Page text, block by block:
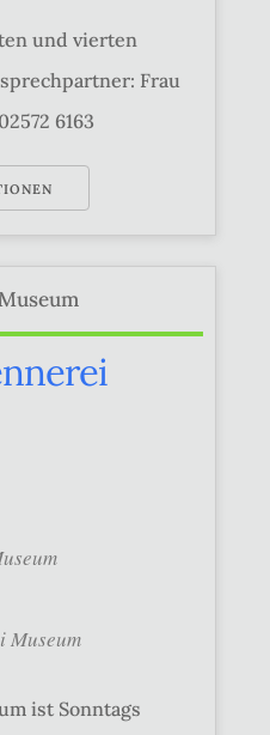
und vierten
Frau
6163
Museum
ist Sonntags